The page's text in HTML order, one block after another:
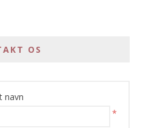
OS
navn
*